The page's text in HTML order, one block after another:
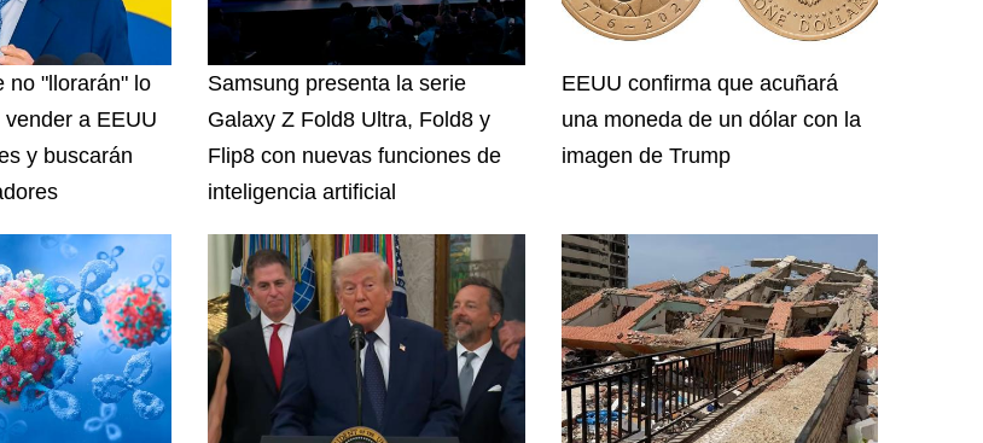
no "llorarán" lo
a EEUU
y buscarán
Samsung presenta la serie
Galaxy Z Fold8 Ultra, Fold8 y
Flip8 con nuevas funciones de
inteligencia artificial
EEUU confirma que acuñará
una moneda de un dólar con la
imagen de Trump